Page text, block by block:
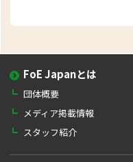
FoE Japanとは
団体概要
メディア掲載情報
スタッフ紹介